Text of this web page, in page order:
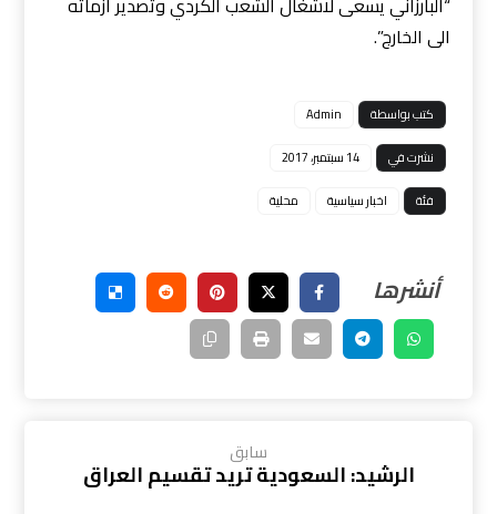
الى الخارج”.
كتب بواسطة
Admin
نشرت في
14 سبتمبر، 2017
فئة
اخبار سياسية محلية
سابق
الرشيد: السعودية تريد تقسيم العراق